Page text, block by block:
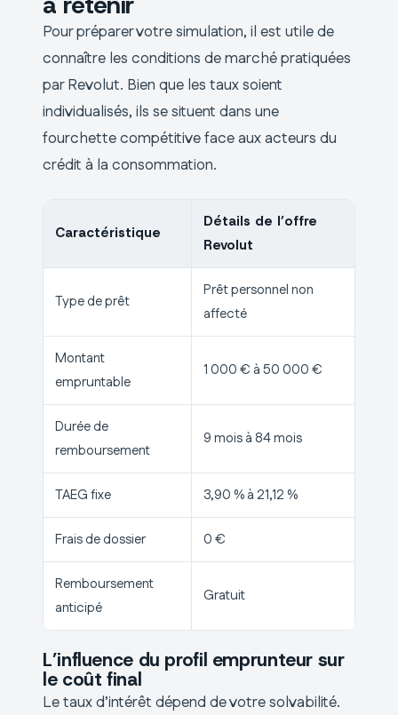
Pour préparer votre simulation, il est utile de
connaître les conditions de marché pratiquées
par Revolut. Bien que les taux soient
individualisés, ils se situent dans une
fourchette compétitive face aux acteurs du
crédit à la consommation.
Caractéristique
Détails de l’offre
Revolut
Type de prêt
Prêt personnel non
affecté
Montant
empruntable
1 000 € à 50 000 €
Durée de
remboursement
9 mois à 84 mois
TAEG fixe 3,90 % à 21,12 %
Frais de dossier 0 €
Remboursement
anticipé
Gratuit
L’influence du profil emprunteur sur
le coût final
Le taux d’intérêt dépend de votre solvabilité.